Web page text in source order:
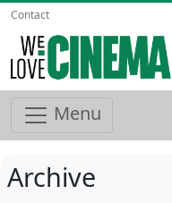
Contact
Menu
Archive